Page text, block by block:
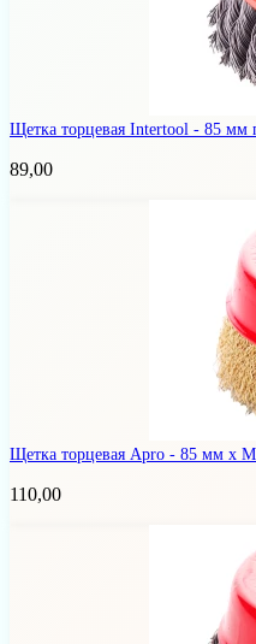
Щетка торцевая Intertool - 85 мм
89,00
Щетка торцевая Apro - 85 мм x
110,00